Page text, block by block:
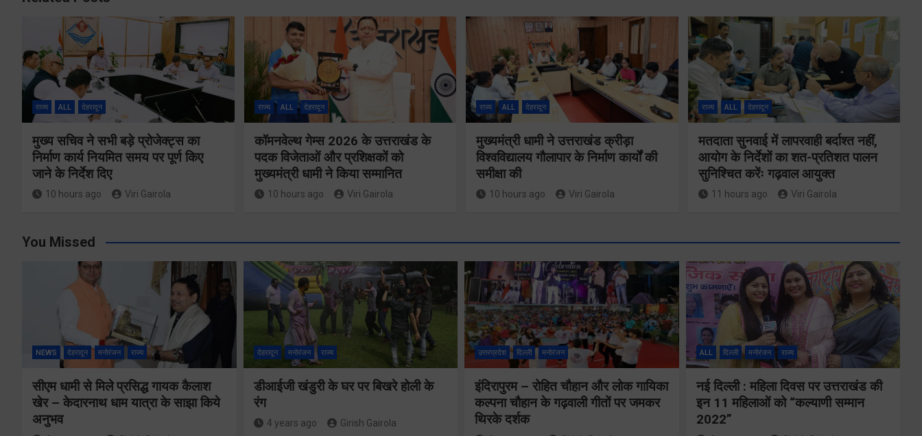
राज्य ALL देहरादून
मुख्य सचिव ने सभी बड़े प्रोजेक्ट्स का
निर्माण कार्य नियमित समय पर पूर्ण किए
जाने के निर्देश दिए
10 hours ago Viri Gairola
राज्य ALL देहरादून
कॉमनवेल्थ गेम्स 2026 के उत्तराखंड के
पदक विजेताओं और प्रशिक्षकों को
मुख्यमंत्री धामी ने किया सम्मानित
10 hours ago Viri Gairola
राज्य ALL देहरादून
मुख्यमंत्री धामी ने उत्तराखंड क्रीड़ा
विश्वविद्यालय गौलापार के निर्माण कार्यों की
समीक्षा की
10 hours ago Viri Gairola
राज्य ALL देहरादून
मतदाता सुनवाई में लापरवाही बर्दाश्त नहीं,
आयोग के निर्देशों का शत-प्रतिशत पालन
सुनिश्चित करेंः गढ़वाल आयुक्त
11 hours ago Viri Gairola
You Missed
NEWS देहरादून मनोरंजन राज्य
सीएम धामी से मिले प्रसिद्ध गायक कैलाश
खेर – केदारनाथ धाम यात्रा के साझा किये
अनुभव
देहरादून मनोरंजन राज्य
डीआईजी खंडुरी के घर पर बिखरे होली के
रंग
4 years ago Girish Gairola
उत्तरप्रदेश दिल्ली मनोरंजन
इंदिरापुरम – रोहित चौहान और लोक गायिका
कल्पना चौहान के गढ़वाली गीतों पर जमकर
थिरके दर्शक
ALL दिल्ली मनोरंजन राज्य
नई दिल्ली : महिला दिवस पर उत्तराखंड की
इन 11 महिलाओं को “कल्याणी सम्मान
2022”
मतदाता सुनवाई में
लापरवाही बर्दाश्त
नहीं, आयोग के
निर्देशों का शत-
प्रतिशत पालन
मुख्य सचिव ने
सभी बड़े
प्रोजेक्ट्स का
निर्माण कार्य
नियमित समय पर
पूर्ण किए जाने के
कॉमनवेल्थ गेम्स
2026 के
उत्तराखंड के
पदक विजेताओं
और प्रशिक्षकों को
मुख्यमंत्री धामी ने